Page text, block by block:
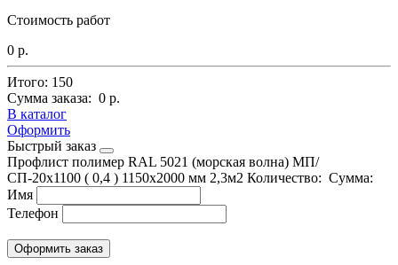
Стоимость работ
0 р.
Итого: 150
Сумма заказа: 0 р.
В каталог
Оформить
Быстрый заказ
Профлист полимер RAL 5021 (морская волна) МП/
СП-20х1100 ( 0,4 ) 1150х2000 мм 2,3м2 Количество: Сумма:
Имя
Телефон